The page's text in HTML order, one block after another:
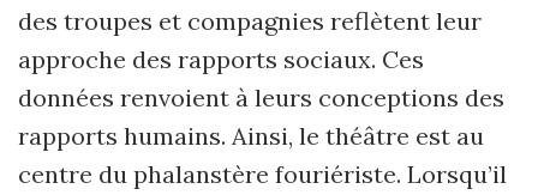
des troupes et compagnies reflètent leur
approche des rapports sociaux. Ces
données renvoient à leurs conceptions des
rapports humains. Ainsi, le théâtre est au
centre du phalanstère fouriériste. Lorsqu’il